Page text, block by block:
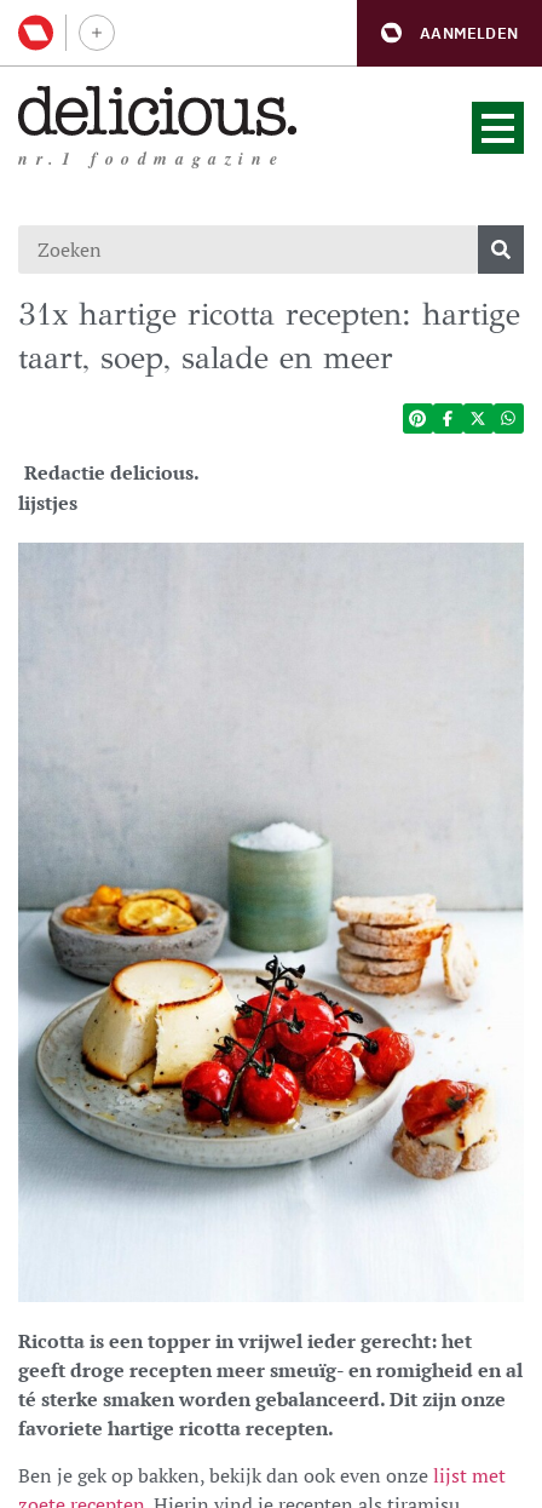
AANMELDEN
nr.1 foodmagazine
31x hartige ricotta recepten: hartige
taart, soep, salade en meer
Redactie delicious.
lijstjes
Ricotta is een topper in vrijwel ieder gerecht: het
geeft droge recepten meer smeuïg- en romigheid en al
té sterke smaken worden gebalanceerd. Dit zijn onze
favoriete hartige ricotta recepten.
Ben je gek op bakken, bekijk dan ook even onzelijst met